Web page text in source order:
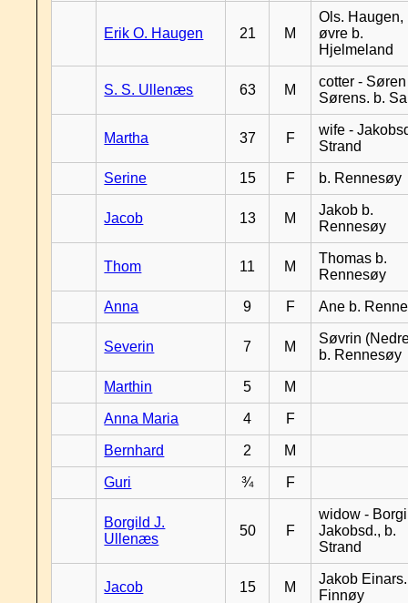
Erik O. Haugen 21 M
Ols. Haugen,
øvre b.
Hjelmeland
S. S. Ullenæs 63 M
cotter - Søren
Sørens. b.
Martha 37 F
wife -
Strand
Serine 15 F b. Rennesøy
Jacob 13 M
Jakob b.
Rennesøy
Thom 11 M
Thomas b.
Rennesøy
Anna 9 F Ane b.
Severin 7 M
Søvrin
b. Rennesøy
Marthin 5 M
Anna Maria 4 F
Bernhard 2 M
Guri ¾ F
Borgild J.
Ullenæs
50 F
widow -
Jakobsd., b.
Strand
Jacob 15 M
Jakob
Finnøy